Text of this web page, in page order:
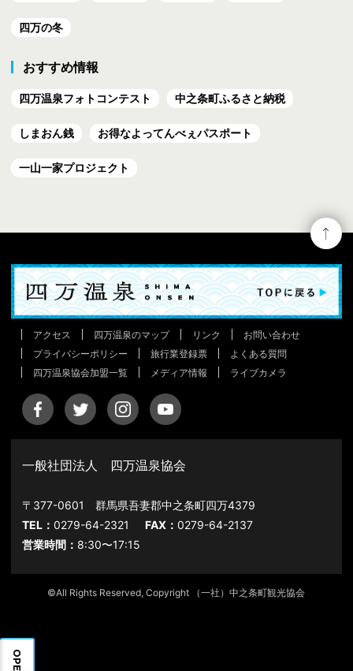
四万の冬
おすすめ情報
四万温泉フォトコンテスト 中之条町ふるさと納税
しまおん銭 お得なよってんべぇパスポート
一山一家プロジェクト
アクセス 四万温泉のマップ リンク
お問い合わせ
プライバシーポリシー
旅行業登録票
よくある質問
四万温泉協会加盟一覧
メディア情報 ライブカメラ
一般社団法人 四万温泉協会
〒377-0601 群馬県吾妻郡中之条町四万4379
TEL：0279-64-2321 FAX：0279-64-2137
営業時間： 8:30〜17:15
©All Rights Reserved, Copyright （一社）中之条町観光協会
OPEN